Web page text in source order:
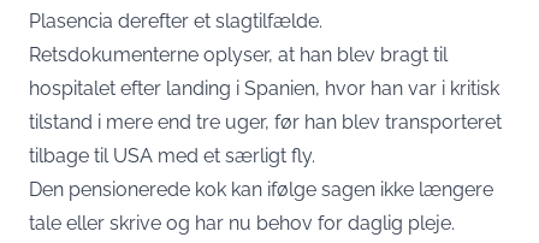
Plasencia derefter et slagtilfælde.
Retsdokumenterne oplyser, at han blev bragt til
hospitalet efter landing i Spanien, hvor han var i kritisk
tilstand i mere end tre uger, før han blev transporteret
tilbage til USA med et særligt fly.
Den pensionerede kok kan ifølge sagen ikke længere
tale eller skrive og har nu behov for daglig pleje.